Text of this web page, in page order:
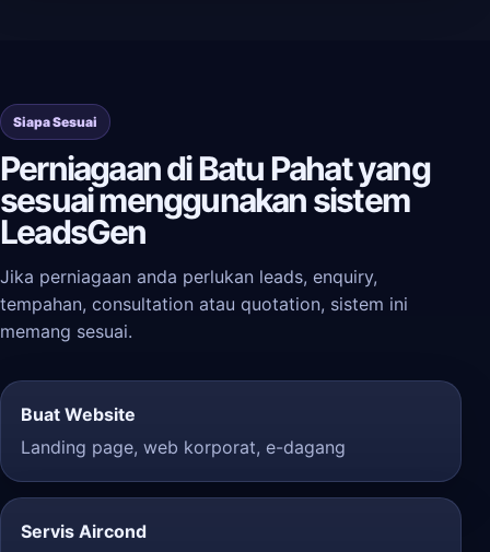
Siapa Sesuai
Perniagaan di Batu Pahat yang
sesuai menggunakan sistem
LeadsGen
Jika perniagaan anda perlukan leads, enquiry,
tempahan, consultation atau quotation, sistem ini
memang sesuai.
Buat Website
Landing page, web korporat, e-dagang
Servis Aircond